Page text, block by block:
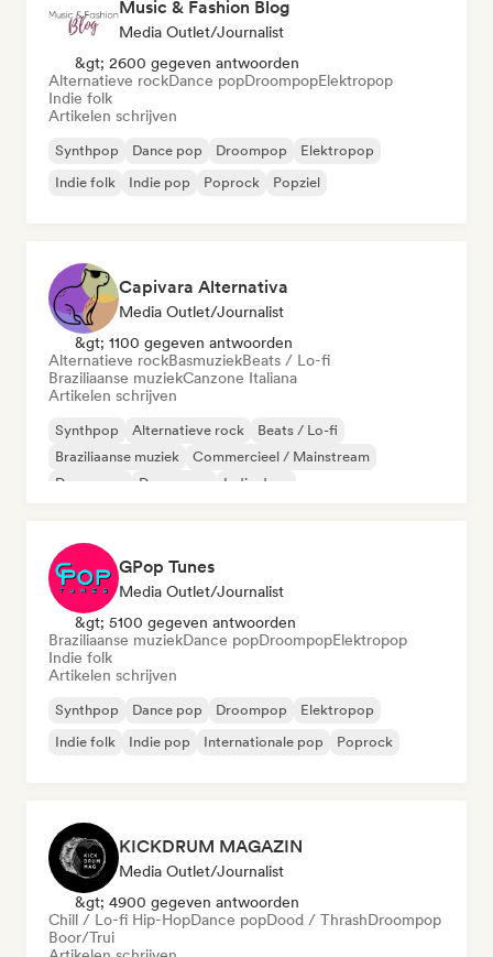
Music & Fashion Blog
Media Outlet/Journalist
&gt; 2600 gegeven antwoorden
Alternatieve rockDance popDroompopElektropop
Indie folk
Artikelen schrijven
Synthpop Dance pop Droompop
Elektropop
Indie folk
Indie pop Poprock Popziel
Capivara Alternativa
Media Outlet/Journalist
&gt; 1100 gegeven antwoorden
Alternatieve rockBasmuziekBeats / Lo-fi
Braziliaanse muziekCanzone Italiana
Artikelen schrijven
Synthpop Alternatieve rock
Beats / Lo-fi
Braziliaanse muziek
Commercieel / Mainstream
Dance pop
Droompop Indie dans
GPop Tunes
Media Outlet/Journalist
&gt; 5100 gegeven antwoorden
Braziliaanse muziekDance popDroompopElektropop
Indie folk
Artikelen schrijven
Synthpop Dance pop Droompop
Elektropop
Indie folk
Indie pop Internationale pop Poprock
KICKDRUM MAGAZIN
Media Outlet/Journalist
&gt; 4900 gegeven antwoorden
Chill / Lo-fi Hip-HopDance popDood / ThrashDroompop
Boor/Trui